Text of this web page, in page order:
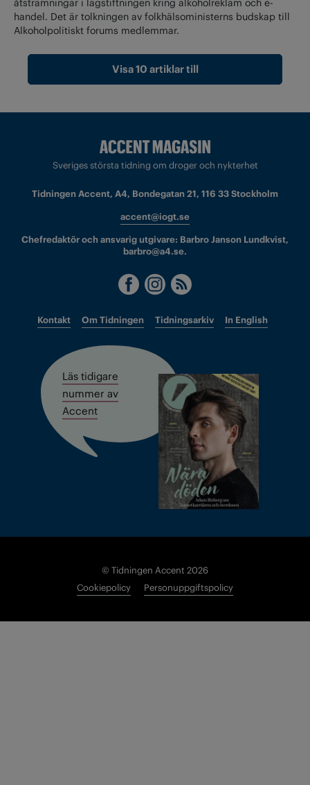
åtstramningar i lagstiftningen kring alkoholreklam och e-
handel. Det är tolkningen av folkhälsoministerns budskap till
Alkoholpolitiskt forums medlemmar.
Visa 10 artiklar till
Sveriges största tidning om droger och nykterhet
Tidningen Accent, A4, Bondegatan 21, 116 33 Stockholm
accent@iogt.se
Chefredaktör och ansvarig utgivare: Barbro Janson Lundkvist,
barbro@a4.se.
Kontakt Om Tidningen Tidningsarkiv In English
Läs tidigare
nummer av
Accent
© Tidningen Accent 2026
Cookiepolicy
Personuppgiftspolicy